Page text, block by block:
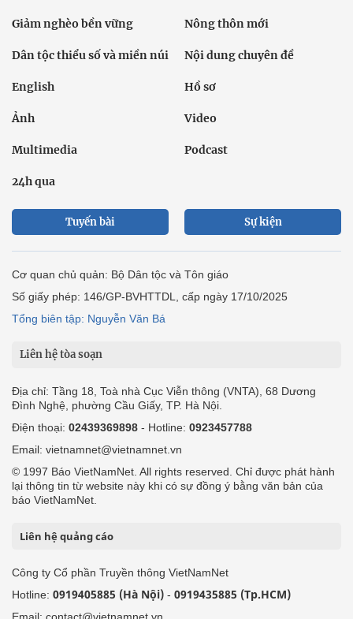
Giảm nghèo bền vững Nông thôn mới
Dân tộc thiểu số và miền núi Nội dung chuyên đề
English Hồ sơ
Ảnh Video
Multimedia Podcast
24h qua
Tuyến bài Sự kiện
Cơ quan chủ quản: Bộ Dân tộc và Tôn giáo
Số giấy phép: 146/GP-BVHTTDL, cấp ngày 17/10/2025
Tổng biên tập: Nguyễn Văn Bá
Liên hệ tòa soạn
Địa chỉ: Tầng 18, Toà nhà Cục Viễn thông (VNTA), 68 Dương
Đình Nghệ, phường Cầu Giấy, TP. Hà Nội.
Điện thoại: 02439369898 - Hotline: 0923457788
Email: vietnamnet@vietnamnet.vn
© 1997 Báo VietNamNet. All rights reserved. Chỉ được phát hành
lại thông tin từ website này khi có sự đồng ý bằng văn bản của
báo VietNamNet.
Liên hệ quảng cáo
Công ty Cổ phần Truyền thông VietNamNet
Hotline: 0919405885 (Hà Nội) - 0919435885 (Tp.HCM)